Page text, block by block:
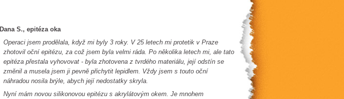
Dana S., epitéza oka
Operaci jsem prodělala, když mi byly 3 roky. V 25 letech mi protetik v Praze
zhotovil oční epitézu, za což jsem byla velmi ráda. Po několika letech mi, ale tato
epitéza přestala vyhovovat - byla zhotovena z tvrdého materiálu, její odstín se
změnil a musela jsem ji pevně přichytit lepidlem. Vždy jsem s touto oční
náhradou nosila brýle, abych její nedostatky skryla.
Nyní mám novou silikonovou epitézu s akrylátovým okem. Je mnohem